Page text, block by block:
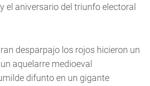
el aniversario del triunfo electoral
desparpajo los rojos hicieron un
aquelarre medioeval
difunto en un gigante